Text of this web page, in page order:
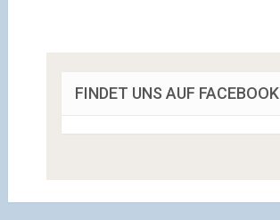
FINDET UNS AUF FACEBOOK